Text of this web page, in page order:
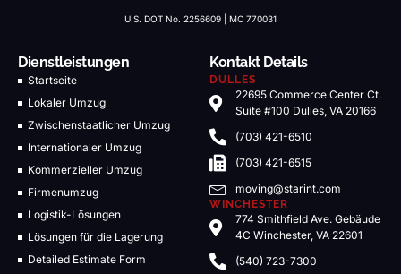
U.S. DOT No. 2256609 | MC 770031
Dienstleistungen
Startseite
Lokaler Umzug
Zwischenstaatlicher Umzug
Internationaler Umzug
Kommerzieller Umzug
Firmenumzug
Logistik-Lösungen
Lösungen für die Lagerung
Detailed Estimate Form
Kontakt Details
DULLES
22695 Commerce Center Ct.
Suite #100 Dulles, VA 20166
(703) 421-6510
(703) 421-6515
moving@starint.com
WINCHESTER
774 Smithfield Ave. Gebäude
4C Winchester, VA 22601
(540) 723-7300